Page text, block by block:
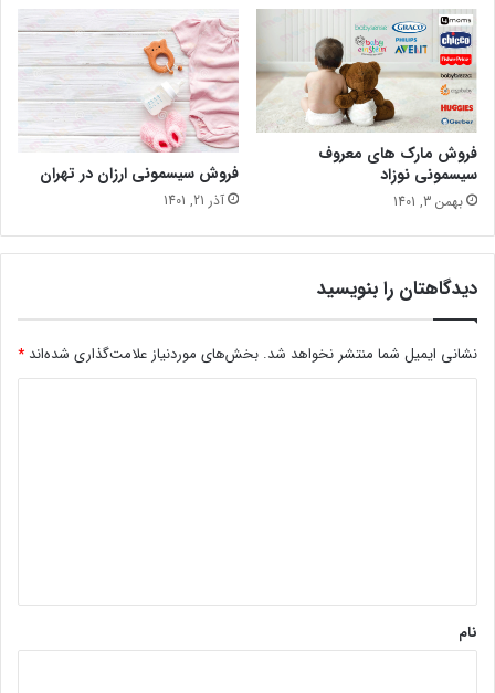
فروش مارک های معروف
سیسمونی نوزاد
بهمن 3, 1401
فروش سیسمونی ارزان در تهران
آذر 21, 1401
دیدگاهتان را بنویسید
نشانی ایمیل شما منتشر نخواهد شد. بخش‌های موردنیاز علامت‌گذاری شده‌اند *
نام